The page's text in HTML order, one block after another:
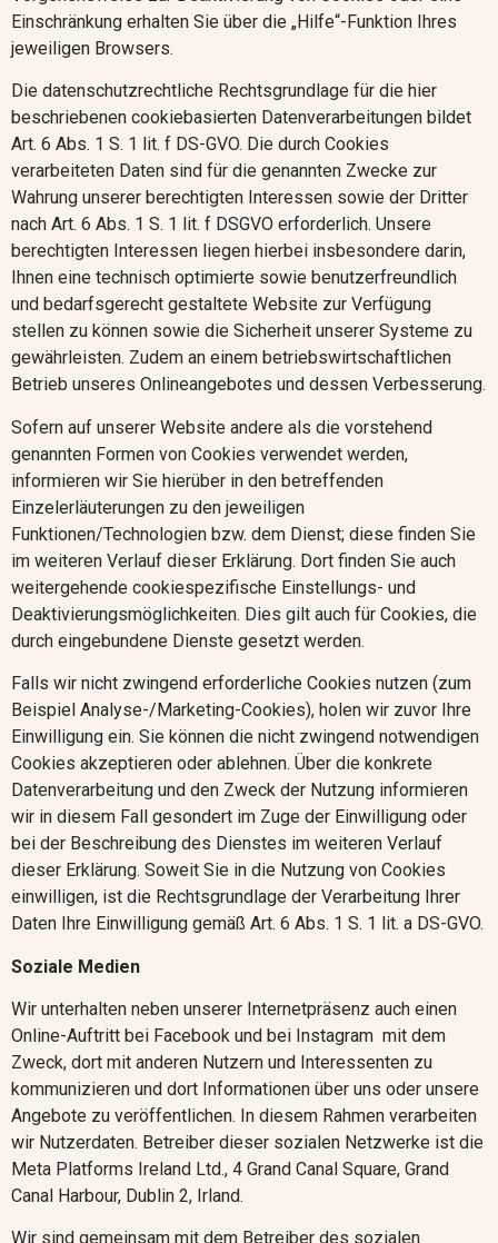
Einschränkung erhalten Sie über die „Hilfe“-Funktion Ihres
jeweiligen Browsers.
Die datenschutzrechtliche Rechtsgrundlage für die hier
beschriebenen cookiebasierten Datenverarbeitungen bildet
Art. 6 Abs. 1 S. 1 lit. f DS-GVO. Die durch Cookies
verarbeiteten Daten sind für die genannten Zwecke zur
Wahrung unserer berechtigten Interessen sowie der Dritter
nach Art. 6 Abs. 1 S. 1 lit. f DSGVO erforderlich. Unsere
berechtigten Interessen liegen hierbei insbesondere darin,
Ihnen eine technisch optimierte sowie benutzerfreundlich
und bedarfsgerecht gestaltete Website zur Verfügung
stellen zu können sowie die Sicherheit unserer Systeme zu
gewährleisten. Zudem an einem betriebswirtschaftlichen
Betrieb unseres Onlineangebotes und dessen Verbesserung.
Sofern auf unserer Website andere als die vorstehend
genannten Formen von Cookies verwendet werden,
informieren wir Sie hierüber in den betreffenden
Einzelerläuterungen zu den jeweiligen
Funktionen/Technologien bzw. dem Dienst; diese finden Sie
im weiteren Verlauf dieser Erklärung. Dort finden Sie auch
weitergehende cookiespezifische Einstellungs- und
Deaktivierungsmöglichkeiten. Dies gilt auch für Cookies, die
durch eingebundene Dienste gesetzt werden.
Falls wir nicht zwingend erforderliche Cookies nutzen (zum
Beispiel Analyse-/Marketing-Cookies), holen wir zuvor Ihre
Einwilligung ein. Sie können die nicht zwingend notwendigen
Cookies akzeptieren oder ablehnen. Über die konkrete
Datenverarbeitung und den Zweck der Nutzung informieren
wir in diesem Fall gesondert im Zuge der Einwilligung oder
bei der Beschreibung des Dienstes im weiteren Verlauf
dieser Erklärung. Soweit Sie in die Nutzung von Cookies
einwilligen, ist die Rechtsgrundlage der Verarbeitung Ihrer
Daten Ihre Einwilligung gemäß Art. 6 Abs. 1 S. 1 lit. a DS-GVO.
Soziale Medien
Wir unterhalten neben unserer Internetpräsenz auch einen
Online-Auftritt bei Facebook und bei Instagram mit dem
Zweck, dort mit anderen Nutzern und Interessenten zu
kommunizieren und dort Informationen über uns oder unsere
Angebote zu veröffentlichen. In diesem Rahmen verarbeiten
wir Nutzerdaten. Betreiber dieser sozialen Netzwerke ist die
Meta Platforms Ireland Ltd., 4 Grand Canal Square, Grand
Canal Harbour, Dublin 2, Irland.
Wir sind gemeinsam mit dem Betreiber des sozialen